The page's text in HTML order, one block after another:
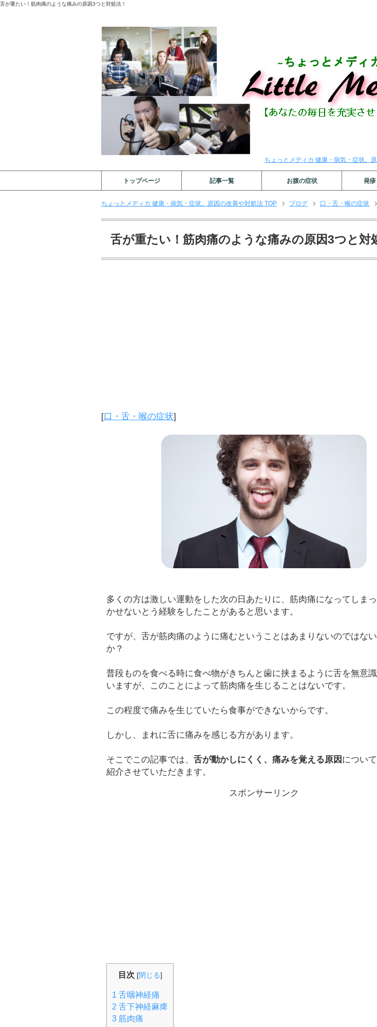
舌が重たい！筋肉痛のような痛みの原因3つと対処法！
ちょっとメディカ 健康・病気・症状。
トップページ 記事一覧 お腹の症状 発
ちょっとメディカ 健康・病気・症状。原因の改善や対処法 TOP ブログ 口・舌・喉の症状
舌が重たい！筋肉痛のような痛みの原因3つと対
[口・舌・喉の症状]
多くの方は激しい運動をした次の日あたりに、筋肉痛になってしま
かせないとう経験をしたことがあると思います。
ですが、舌が筋肉痛のように痛むということはあまりないのではな
か？
普段ものを食べる時に食べ物がきちんと歯に挟まるように舌を無意
いますが、このことによって筋肉痛を生じることはないです。
この程度で痛みを生じていたら食事ができないからです。
しかし、まれに舌に痛みを感じる方があります。
そこでこの記事では、 舌が動かしにくく、痛みを覚える原因 につい
紹介させていただきます。
スポンサーリンク
目次 [閉じる]
1 舌咽神経痛
2 舌下神経麻痺
3 筋肉痛